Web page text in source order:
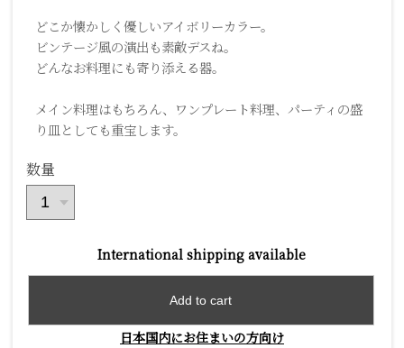
どこか懐かしく優しいアイボリーカラー。
ビンテージ風の演出も素敵デスね。
どんなお料理にも寄り添える器。
メイン料理はもちろん、ワンプレート料理、パーティの盛
り皿としても重宝します。
数量
International shipping available
Add to cart
日本国内にお住まいの方向け